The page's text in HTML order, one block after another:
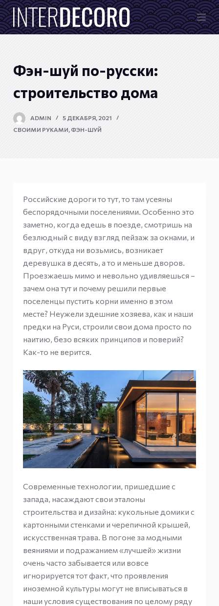
П
е
р
Фэн-шуй по-русски:
строительство дома
ADMIN
5 ДЕКАБРЯ, 2021
СВОИМИ РУКАМИ, ФЭН-ШУЙ
Российские дороги то тут, то там усеяны
беспорядочными поселениями. Особенно это
заметно, когда едешь в поезде, смотришь на
безлюдный с виду взгляд пейзаж за окнами, и
вдруг, откуда ни возьмись, возникает
деревушка в десять, а то и меньше дворов.
Проезжаешь мимо и невольно удивляешься –
зачем она тут и почему решили первые
поселенцы пустить корни именно в этом
месте? Неужели здешние хозяева, как и наши
предки на Руси, строили свои дома просто по
наитию, безо всяких принципов и поверий?
Как-то не верится.
Современные технологии, пришедшие с
запада, насаждают свои эталоны
строительства и дизайна: кукольные домики с
картонными стенками и черепичной крышей,
искусственная трава. В погоне за модными
веяниями и подражанием «лучшей» жизни
очень часто забывается или вовсе
игнорируется тот факт, что проявления
иноземной культуры могут не вписываться в
наши условия существования по целому ряду